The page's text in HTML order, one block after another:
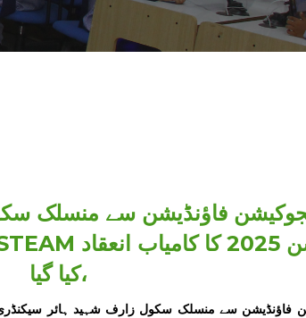
فاؤنڈیشن سے منسلک
کیا گیا،